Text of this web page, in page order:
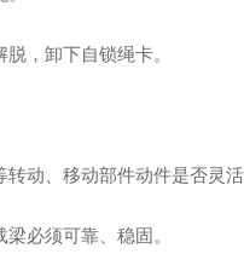
，卸下自锁绳卡。
动、移动部件动件是否灵
必须可靠、稳固。